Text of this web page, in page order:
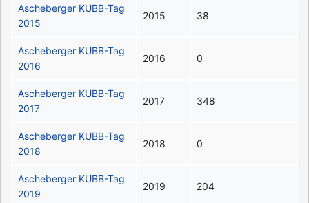
Ascheberger KUBB-Tag
2015
2015 38
Ascheberger KUBB-Tag
2016
2016 0
Ascheberger KUBB-Tag
2017
2017 348
Ascheberger KUBB-Tag
2018
2018 0
Ascheberger KUBB-Tag
2019
2019 204